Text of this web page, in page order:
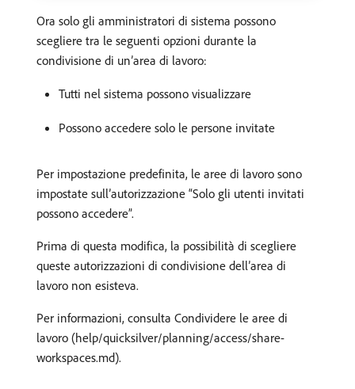
Ora solo gli amministratori di sistema possono
scegliere tra le seguenti opzioni durante la
condivisione di un’area di lavoro:
Tutti nel sistema possono visualizzare
Possono accedere solo le persone invitate
Per impostazione predefinita, le aree di lavoro sono
impostate sull’autorizzazione “Solo gli utenti invitati
possono accedere”.
Prima di questa modifica, la possibilità di scegliere
queste autorizzazioni di condivisione dell’area di
lavoro non esisteva.
Per informazioni, consulta Condividere le aree di
lavoro (help/quicksilver/planning/access/share-
workspaces.md).